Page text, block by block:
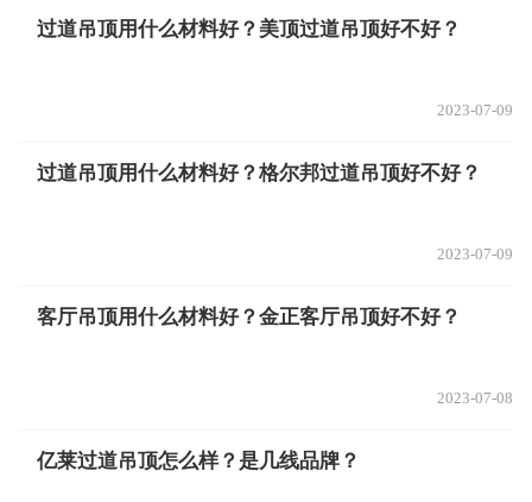
过道吊顶用什么材料好？美顶过道吊顶好不好？
2023-07-09
过道吊顶用什么材料好？格尔邦过道吊顶好不好？
2023-07-09
客厅吊顶用什么材料好？金正客厅吊顶好不好？
2023-07-08
亿莱过道吊顶怎么样？是几线品牌？